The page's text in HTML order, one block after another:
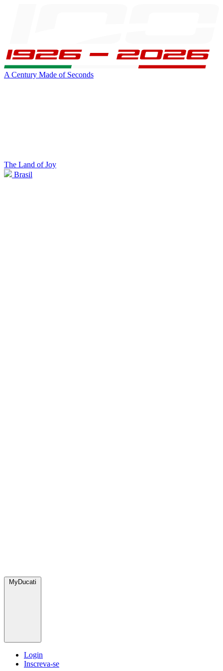
A Century Made of Seconds
The Land of Joy
Brasil
MyDucati
Login
Inscreva-se